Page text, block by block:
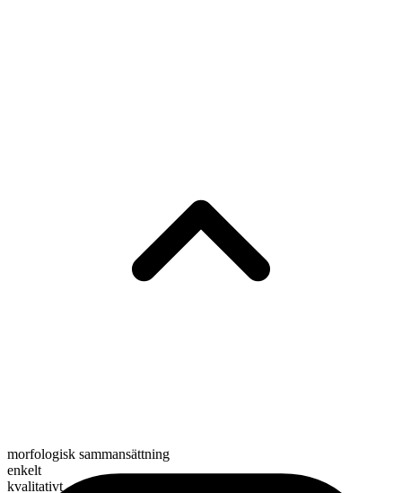
morfologisk sammansättning
enkelt
kvalitativt